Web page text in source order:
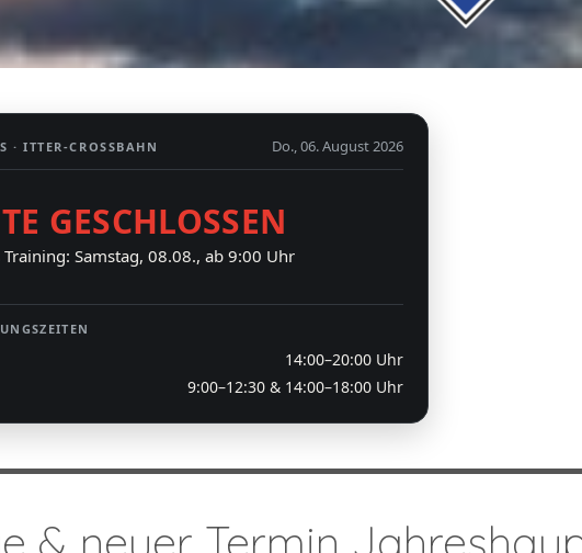
·ITTER-CROSSBAHN Do., 06. August 2026
GESCHLOSSEN
Training: Samstag, 08.08., ab 9:00 Uhr
14:00–20:00 Uhr
9:00–12:30 & 14:00–18:00 Uhr
& neuer Termin